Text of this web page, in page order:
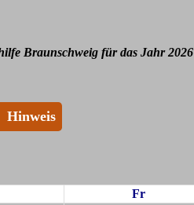
Braunschweig für das Jahr 2026
Hinweis
Fr